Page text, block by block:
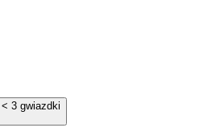
< 3 gwiazdki